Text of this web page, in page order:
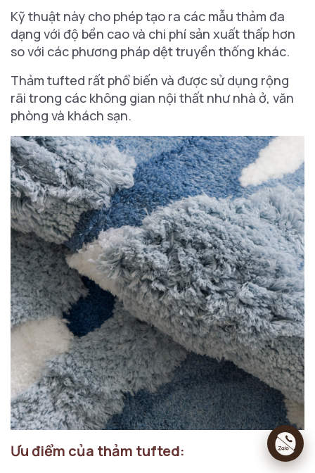
Kỹ thuật này cho phép tạo ra các mẫu thảm đa
dạng với độ bền cao và chi phí sản xuất thấp hơn
so với các phương pháp dệt truyền thống khác.
Thảm tufted rất phổ biến và được sử dụng rộng
rãi trong các không gian nội thất như nhà ở, văn
phòng và khách sạn.
Ưu điểm của thảm tufted: